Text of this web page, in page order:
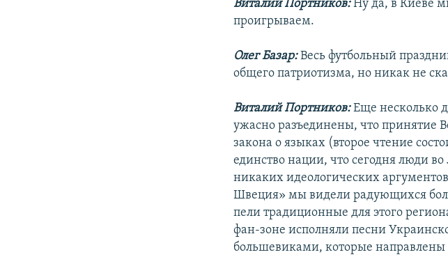
Виталий Портников:Ну да, в Киеве
проигрываем.
Олег Базар:Весь футбольный
общего патриотизма, но никак не
Виталий Портников:Еще несколько
ужасно разъединены, что принятие
закона о языках (второе чтение
единство нации, что сегодня люди
никаких идеологических
Швеция» мы видели радующихся
пели традиционные для этого
фан-зоне исполняли песни
большевиками, которые